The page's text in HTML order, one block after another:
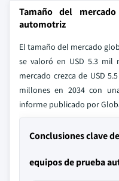
Tamaño del
automotriz
El tamaño del mercado
se valoró en USD 5.3 mil
mercado crezca de USD
millones en 2034 con
informe publicado por
Conclusiones clave
equipos de prueba